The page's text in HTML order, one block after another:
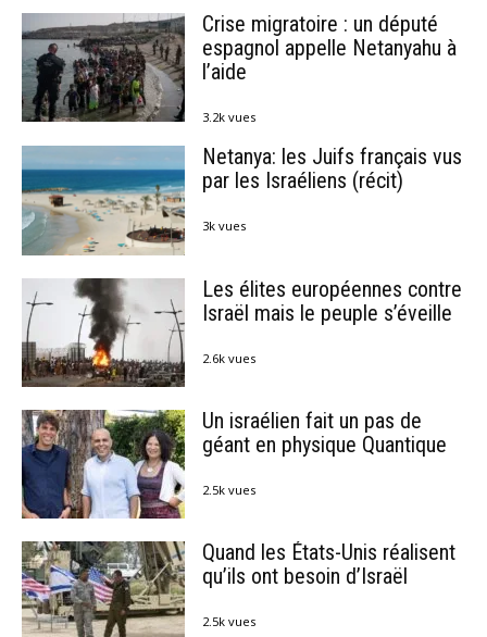
Crise migratoire : un député
espagnol appelle Netanyahu à
l’aide
3.2k vues
Netanya: les Juifs français vus
par les Israéliens (récit)
3k vues
Les élites européennes contre
Israël mais le peuple s’éveille
2.6k vues
Un israélien fait un pas de
géant en physique Quantique
2.5k vues
Quand les États-Unis réalisent
qu’ils ont besoin d’Israël
2.5k vues